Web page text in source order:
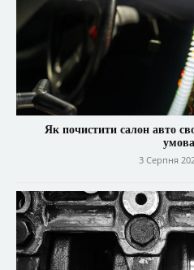
Як почистити салон авто
3 Серпня